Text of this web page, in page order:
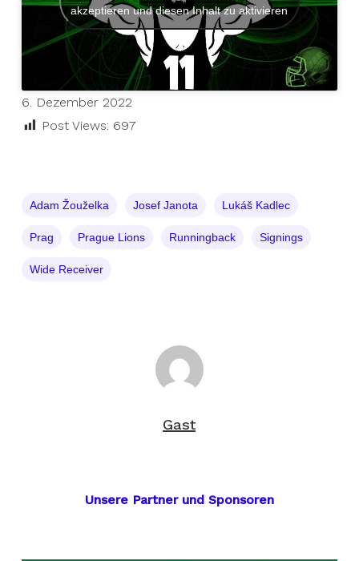
akzeptieren und diesen Inhalt zu aktivieren
6. Dezember 2022
Post Views: 697
Adam Žouželka Josef Janota Lukáš Kadlec
Prag Prague Lions Runningback Signings
Wide Receiver
Gast
Unsere Partner und Sponsoren